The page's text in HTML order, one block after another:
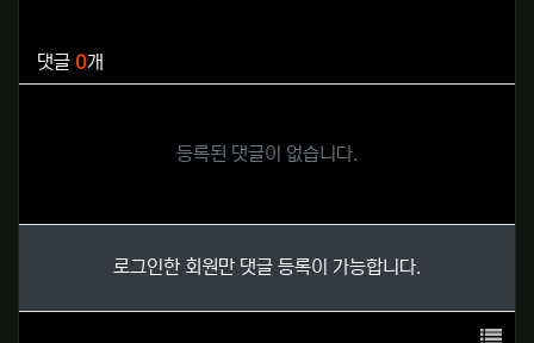
댓글 0개
등록된 댓글이 없습니다.
로그인한 회원만 댓글 등록이 가능합니다.
목록